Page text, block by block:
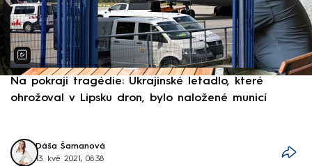
Na pokraji tragédie: Ukrajinské letadlo, které
ohrožoval v Lipsku dron, bylo naložené municí
Dáša Šamanová
13. kvě 2021, 08:38